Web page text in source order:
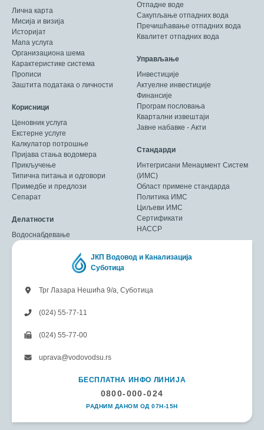
Лична карта
Мисија и визија
Историјат
Мапа услуга
Организациона шема
Карактеристике система
Прописи
Заштита података о личности
Корисници
Ценовник услуга
Екстерне услуге
Калкулатор потрошње
Пријава стања водомера
Прикључење
Типична питања и одговори
Примедбе и предлози
Сепарат
Делатности
Водоснабдевање
Отпадне воде
Сакупљање отпадних вода
Пречишћавање отпадних вода
Квалитет отпадних вода
Управљање
Инвестиције
Актуелне инвестиције
Финансије
Програм пословања
Квартални извештаји
Јавне набавке - Акти
Стандарди
Интегрисани Менаџмент Систем
(ИМС)
Област примене стандарда
Политика ИМС
Циљеви ИМС
Сертификати
HACCP
ЈКП Водовод и Канализација
Суботица
Трг Лазара Нешића 9/а, Суботица
(024) 55-77-11
(024) 55-77-00
uprava@vodovodsu.rs
БЕСПЛАТНА ИНФО ЛИНИЈА
0800-000-024
РАДНИМ ДАНОМ ОД 07H-15H